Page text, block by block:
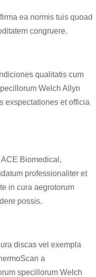
ea normis tuis quoad
congruere.
qualitatis cum
Welch Allyn
exspectationes et officia
Biomedical,
professionaliter et
in cura aegrotorum
possis.
discas vel exempla
a
specillorum Welch